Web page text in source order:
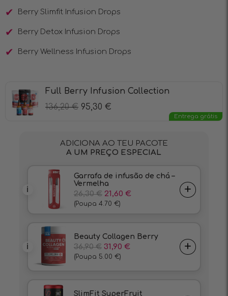
Berry Slimfit Infusiоn Drops
Berry Detox Infusiоn Drops
Berry Wellness Infusiоn Drops
Full Berry Infusion Collection
136,20€ 95,30 €
Entrega grátis